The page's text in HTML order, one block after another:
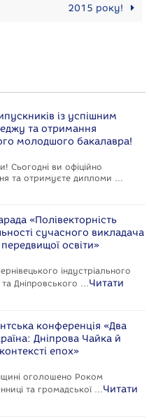
2015 року!
із успішним
та отримання
молодшого бакалавра!
Сьогодні ви офіційно
та отримуєте дипломи …
«Полівекторність
сучасного викладача
освіти»
індустріального
Дніпровського … Читати
конференція «Два
Дніпрова Чайка й
епох»
оголошено Роком
та громадської … Читати